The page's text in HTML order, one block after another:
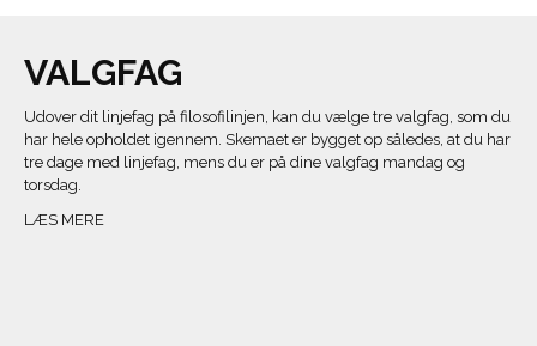
VALGFAG
Udover dit linjefag på filosofilinjen, kan du vælge tre valgfag, som du
har hele opholdet igennem. Skemaet er bygget op således, at du har
tre dage med linjefag, mens du er på dine valgfag mandag og
torsdag.
LÆS MERE